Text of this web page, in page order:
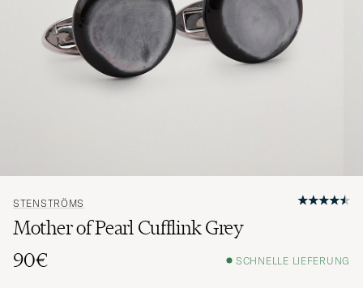
STENSTRÖMS
Mother of Pearl Cufflink Grey
90€
SCHNELLE LIEFERUNG